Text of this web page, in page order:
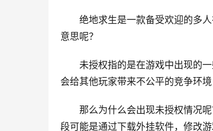
绝地求生是一款备受欢迎的多
意思呢？
未授权指的是在游戏中出现的
会给其他玩家带来不公平的竞争环
那么为什么会出现未授权情况
段可能是通过下载外挂软件，修改